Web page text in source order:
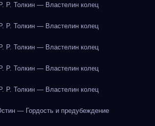
Р. Толкин — Властелин колец
Р. Толкин — Властелин колец
Р. Толкин — Властелин колец
Р. Толкин — Властелин колец
Р. Толкин — Властелин колец
— Гордость и предубеждение